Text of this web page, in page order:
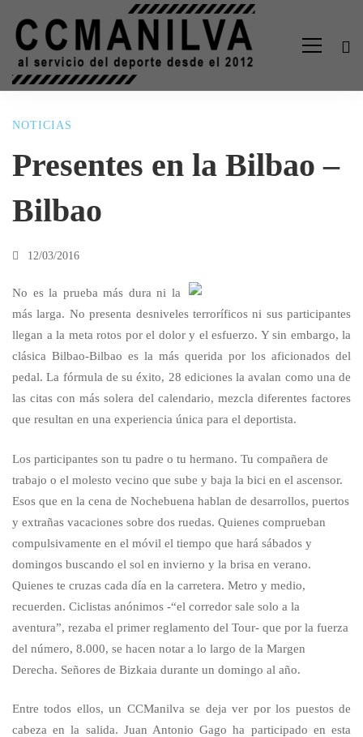
Presentes
en
la
Bilbao
–
Bilbao
NOTICIAS
Presentes en la Bilbao –
Bilbao
12/03/2016
No es la prueba más dura ni la
más larga. No presenta desniveles terroríficos ni sus participantes
llegan a la meta rotos por el dolor y el esfuerzo. Y sin embargo, la
clásica Bilbao-Bilbao es la más querida por los aficionados del
pedal. La fórmula de su éxito, 28 ediciones la avalan como una de
las citas con más solera del calendario, mezcla diferentes factores
que resultan en una experiencia única para el deportista.
Los participantes son tu padre o tu hermano. Tu compañera de
trabajo o el molesto vecino que sube y baja la bici en el ascensor.
Esos que en la cena de Nochebuena hablan de desarrollos, puertos
y extrañas vacaciones sobre dos ruedas. Quienes comprueban
compulsivamente en el móvil el tiempo que hará sábados y
domingos buscando el sol en invierno y la brisa en verano.
Quienes te cruzas cada día en la carretera. Metro y medio,
recuerden. Ciclistas anónimos -“el corredor sale solo a la
aventura”, rezaba el primer reglamento del Tour- que por la fuerza
del número, 8.000, se hacen notar a lo largo de la Margen
Derecha. Señores de Bizkaia durante un domingo al año.
Entre todos ellos, un CCManilva se deja ver por los puestos de
cabeza en la salida. Juan Antonio Gago ha participado en esta